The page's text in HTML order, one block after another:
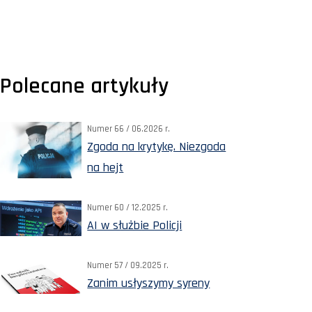
Polecane artykuły
Numer 66 / 06.2026 r.
Zgoda na krytykę. Niezgoda
na hejt
Numer 60 / 12.2025 r.
AI w służbie Policji
Numer 57 / 09.2025 r.
Zanim usłyszymy syreny